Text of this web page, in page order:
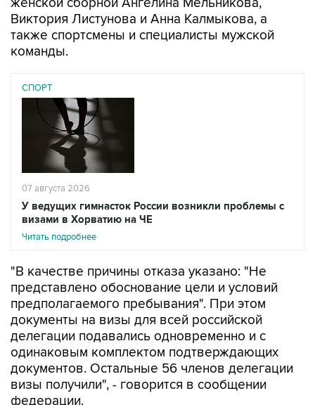
Виктория Листунова и Анна Калмыкова, а
также спортсмены и специалисты мужской
команды.
СПОРТ
07 августа 2026
У ведущих гимнасток России возникли проблемы с
визами в Хорватию на ЧЕ
Читать подробнее
"В качестве причины отказа указано: "Не
представлено обоснование цели и условий
предполагаемого пребывания". При этом
документы на визы для всей российской
делегации подавались одновременно и с
одинаковым комплектом подтверждающих
документов. Остальные 56 членов делегации
визы получили", - говорится в сообщении
федерации.